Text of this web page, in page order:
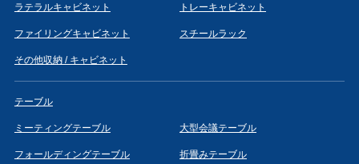
ラテラルキャビネット トレーキャビネット
ファイリングキャビネット スチールラック
その他収納 / キャビネット
テーブル
ミーティングテーブル 大型会議テーブル
フォールディングテーブル 折畳みテーブル